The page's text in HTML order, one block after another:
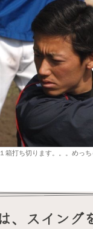
箱打ち切ります。。。めっち
、スイング